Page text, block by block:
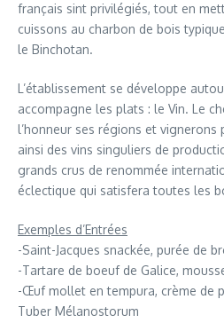
français sint privilégiés, tout en
cuissons au charbon de bois
le Binchotan.
L’établissement se développe
accompagne les plats : le Vin. Le
l’honneur ses régions et vignerons
ainsi des vins singuliers de
grands crus de renommée
éclectique qui satisfera toutes les
Exemples d’Entrées
-Saint-Jacques snackée, purée de
-Tartare de boeuf de Galice,
-Œuf mollet en tempura, crème de
Tuber Mélanostorum